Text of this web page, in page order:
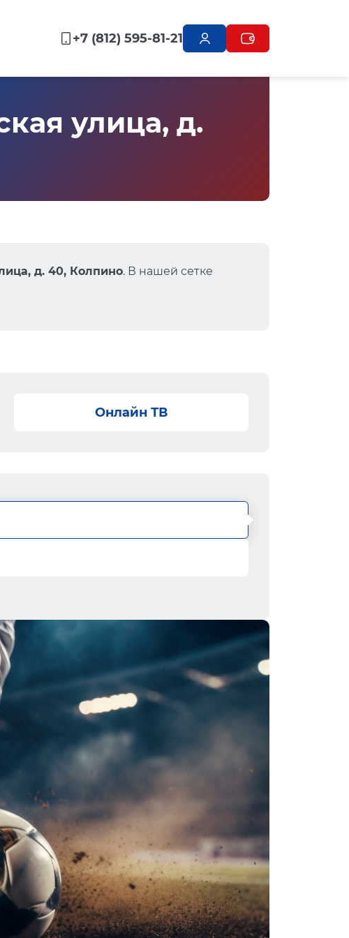
+7 (812) 595-81-21
улица, д.
д. 40, Колпино. В нашей сетке
Онлайн ТВ